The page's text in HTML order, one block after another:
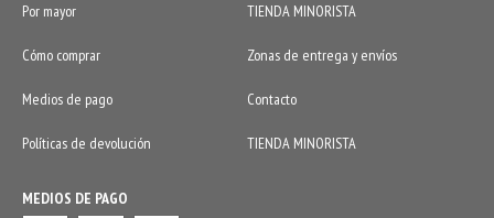
Por mayor TIENDA MINORISTA
Cómo comprar Zonas de entrega y envíos
Medios de pago Contacto
Políticas de devolución TIENDA MINORISTA
MEDIOS DE PAGO